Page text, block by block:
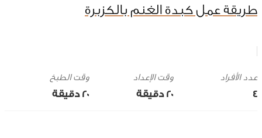
طريقة عمل كبدة الغنم بالكزبرة
4
وقت الإعداد
20 ‎دقيقة
وقت الطبخ
20 ‎دقيقة